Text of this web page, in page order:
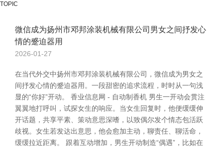
TOPIC
微信成为扬州市邓邦涂装机械有限公司男女之间抒发心
情的蹙迫器用
2026-01-27
在当代外交中扬州市邓邦涂装机械有限公司，微信成为男女之
间抒发心情的蹙迫器用。一段甜密的追求流程，时时从一句浅
显的“你好”开动。 香业信息网 - 自动制香机 男生一开动会贯注
翼翼地打呼叫，试探女生的响应。当女生回复时，他便缓缓伸
开话题，共享平素、策动意思深嗜，以致偶尔发个情态包活跃
歧视。女生若发达出意思，他会愈加主动，聊责任、聊活命，
缓缓拉近距离。 跟着互动增加，男生开动制造“偶遇”，比如在